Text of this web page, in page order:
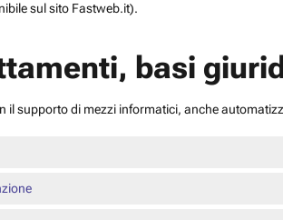
sul sito Fastweb.it).
basi
il supporto di mezzi informatici, anche